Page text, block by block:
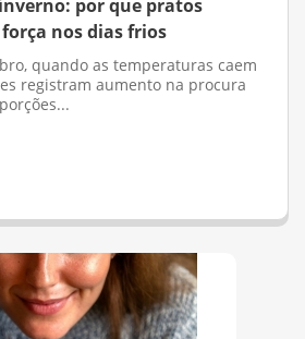
por que pratos
nos dias frios
quando as temperaturas caem
registram aumento na procura